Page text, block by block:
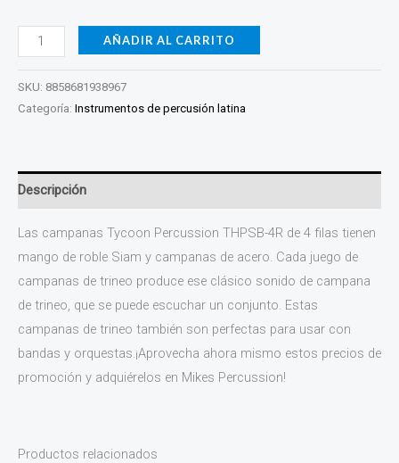
AÑADIR AL CARRITO
SKU: 8858681938967
Categoría: Instrumentos de percusión latina
Descripción
Las campanas Tycoon Percussion THPSB-4R de 4 filas tienen
mango de roble Siam y campanas de acero. Cada juego de
campanas de trineo produce ese clásico sonido de campana
de trineo, que se puede escuchar un conjunto. Estas
campanas de trineo también son perfectas para usar con
bandas y orquestas.¡Aprovecha ahora mismo estos precios de
promoción y adquiérelos en Mikes Percussion!
Productos relacionados